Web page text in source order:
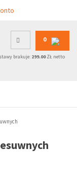
0
brakuje: 299.00ZŁ netto